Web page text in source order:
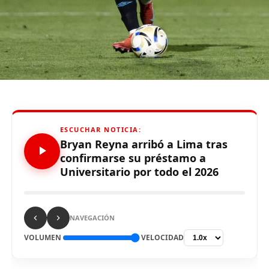
if (d.getElementById(id)) {return;}
js = d.createElement(s); js.id = id;
js.src = «//connect.facebook.net/es_LA/all.js#xfbml=1»;
fjs.parentNode.insertBefore(js, fjs);
}(document, «script», «facebook-jssdk»));
Comparte esto:
alrededores del Estadio Alejandro Villanueva – Matute,
durante el partido ante Carabobo por Copa Libertadores
2026. Con este panorama, se abre la posibilidad de que
Alianza Lima no preste nuevamente el recinto deportivo
a los celestes, por lo que se abre una nueva posibilidad
Comparte esto:
ESCUCHAR NOTICIA:
Bryan Reyna arribó a Lima tras
confirmarse su préstamo a
Universitario por todo el 2026
NAVEGACIÓN
VOLUMEN VELOCIDAD